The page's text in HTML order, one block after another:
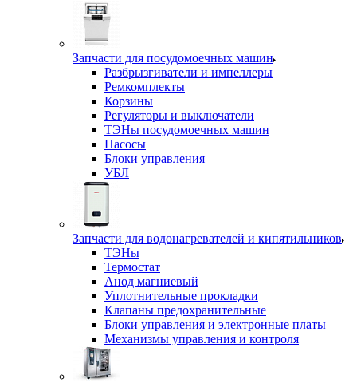
Запчасти для посудомоечных машин
Разбрызгиватели и импеллеры
Ремкомплекты
Корзины
Регуляторы и выключатели
ТЭНы посудомоечных машин
Насосы
Блоки управления
УБЛ
Запчасти для водонагревателей и кипятильников
ТЭНы
Термостат
Анод магниевый
Уплотнительные прокладки
Клапаны предохранительные
Блоки управления и электронные платы
Механизмы управления и контроля